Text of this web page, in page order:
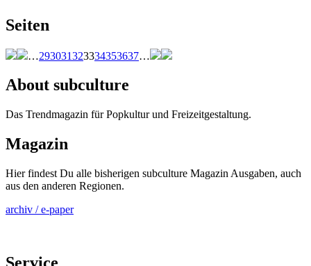
Seiten
…293031323334353637…
About subculture
Das Trendmagazin für Popkultur und Freizeitgestaltung.
Magazin
Hier findest Du alle bisherigen subculture Magazin Ausgaben, auch
aus den anderen Regionen.
archiv / e-paper